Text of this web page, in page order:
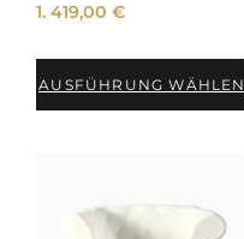
1. 419,00€
AUSFÜHRUNG WÄHLEN